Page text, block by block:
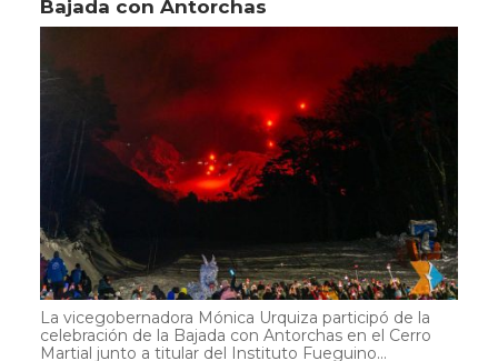
Bajada con Antorchas
La vicegobernadora Mónica Urquiza participó de la
celebración de la Bajada con Antorchas en el Cerro
Martial junto a titular del Instituto Fueguino...